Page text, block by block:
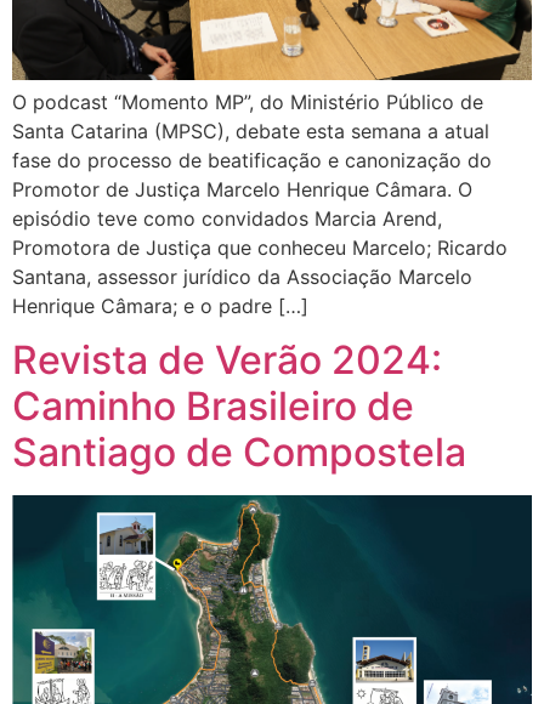
O podcast “Momento MP”, do Ministério Público de
Santa Catarina (MPSC), debate esta semana a atual
fase do processo de beatificação e canonização do
Promotor de Justiça Marcelo Henrique Câmara. O
episódio teve como convidados Marcia Arend,
Promotora de Justiça que conheceu Marcelo; Ricardo
Santana, assessor jurídico da Associação Marcelo
Henrique Câmara; e o padre […]
Revista de Verão 2024:
Caminho Brasileiro de
Santiago de Compostela